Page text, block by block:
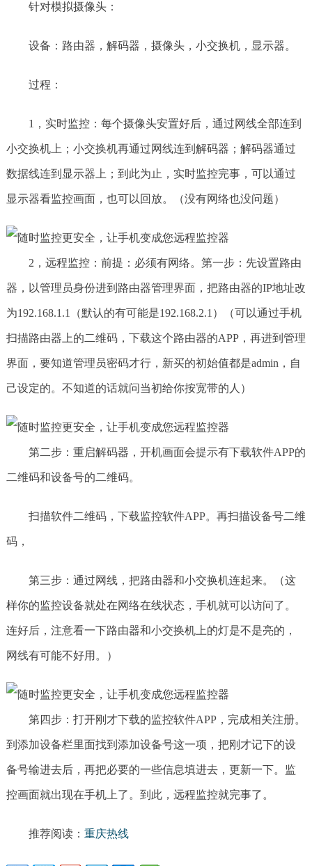
针对模拟摄像头：
设备：路由器，解码器，摄像头，小交换机，显示器。
过程：
1，实时监控：每个摄像头安置好后，通过网线全部连到
小交换机上；小交换机再通过网线连到解码器；解码器通过
数据线连到显示器上；到此为止，实时监控完事，可以通过
显示器看监控画面，也可以回放。（没有网络也没问题）
2，远程监控：前提：必须有网络。第一步：先设置路由
器，以管理员身份进到路由器管理界面，把路由器的IP地址改
为192.168.1.1（默认的有可能是192.168.2.1）（可以通过手机
扫描路由器上的二维码，下载这个路由器的APP，再进到管理
界面，要知道管理员密码才行，新买的初始值都是admin，自
己设定的。不知道的话就问当初给你按宽带的人）
第二步：重启解码器，开机画面会提示有下载软件APP的
二维码和设备号的二维码。
扫描软件二维码，下载监控软件APP。再扫描设备号二维
码，
第三步：通过网线，把路由器和小交换机连起来。（这
样你的监控设备就处在网络在线状态，手机就可以访问了。
连好后，注意看一下路由器和小交换机上的灯是不是亮的，
网线有可能不好用。）
第四步：打开刚才下载的监控软件APP，完成相关注册。
到添加设备栏里面找到添加设备号这一项，把刚才记下的设
备号输进去后，再把必要的一些信息填进去，更新一下。监
控画面就出现在手机上了。到此，远程监控就完事了。
推荐阅读： 重庆热线